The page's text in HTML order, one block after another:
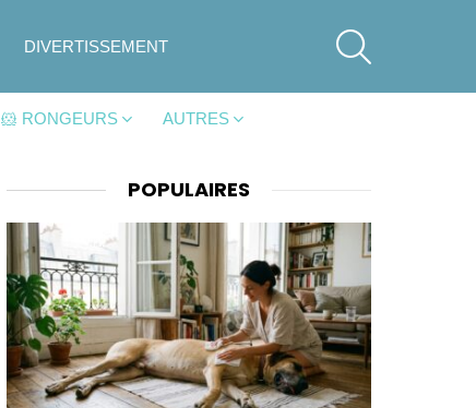
DIVERTISSEMENT
🐹 RONGEURS AUTRES
POPULAIRES